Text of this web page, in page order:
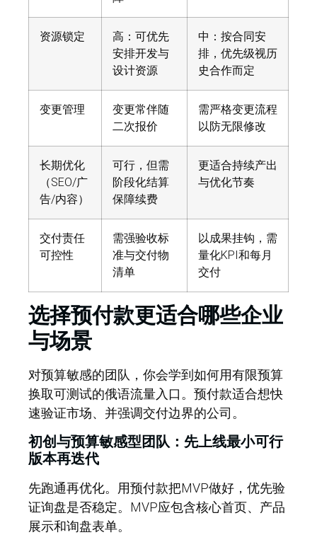
资源锁定
高：可优先
安排开发与
设计资源
中：按合同安
排，优先级视历
史合作而定
变更管理
变更常伴随
二次报价
需严格变更流程
以防无限修改
长期优化
（SEO/广
告/内容）
可行，但需
阶段化结算
保障续费
更适合持续产出
与优化节奏
交付责任
可控性
需强验收标
准与交付物
清单
以成果挂钩，需
量化KPI和每月
交付
选择预付款更适合哪些企业
与场景
对预算敏感的团队，你会学到如何用有限预算
换取可测试的俄语流量入口。预付款适合想快
速验证市场、并强调交付边界的公司。
初创与预算敏感型团队：先上线最小可行
版本再迭代
先跑通再优化。 用预付款把MVP做好，优先验
证询盘是否稳定。MVP应包含核心首页、产品
展示和询盘表单。